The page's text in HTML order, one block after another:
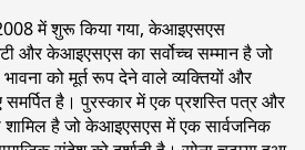
2008 में शुरू किया गया, केआइएसएस
और केआइएसएस का सर्वोच्च सम्मान है जो
भावना को मूर्त रूप देने वाले व्यक्तियों और
समर्पित है। पुरस्कार में एक प्रशस्ति पत्र और
शामिल है जो केआइएसएस में एक सार्वजनिक